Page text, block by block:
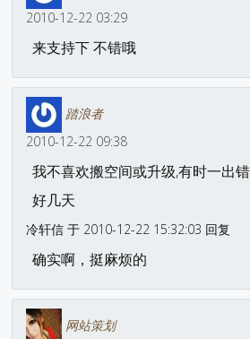
2010-12-22 03:29
来支持下 不错哦
踏浪者
2010-12-22 09:38
我不喜欢搬空间或升级,有时一出
好几天
冷轩信 于 2010-12-22 15:32:03 回复
确实啊，挺麻烦的
网站策划